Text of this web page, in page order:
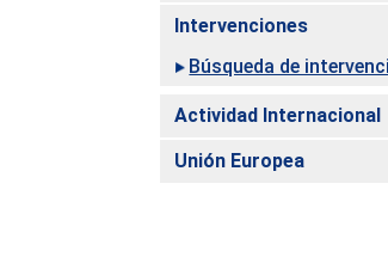
Intervenciones
Búsqueda de
Actividad Internacional
Unión Europea